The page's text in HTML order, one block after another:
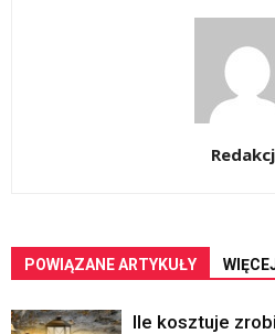
POWIĄZANE ARTYKUŁY
Ile kosztuje